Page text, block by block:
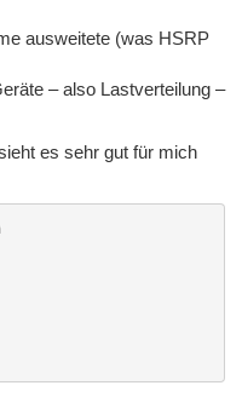
ausweitete (was HSRP
– also Lastverteilung –
es sehr gut für mich